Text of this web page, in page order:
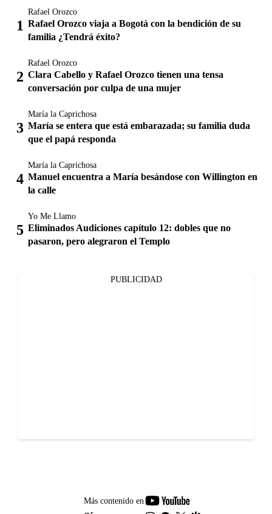
Rafael Orozco
Rafael Orozco viaja a Bogotá con la bendición de su
familia ¿Tendrá éxito?
Rafael Orozco
Clara Cabello y Rafael Orozco tienen una tensa
conversación por culpa de una mujer
María la Caprichosa
María se entera que está embarazada; su familia duda
que el papá responda
María la Caprichosa
Manuel encuentra a María besándose con Willington en
la calle
Yo Me Llamo
Eliminados Audiciones capítulo 12: dobles que no
pasaron, pero alegraron el Templo
PUBLICIDAD
Más contenido en
youtube-